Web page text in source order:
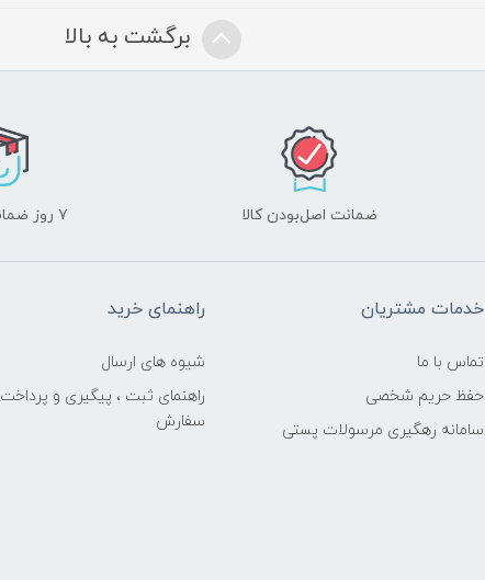
برگشت به بالا
ضمانت اصل‌بودن کالا ۷ روز ضمانت بازگشت
خدمات مشتریان
تماس با ما
حفظ حریم شخصی
سامانه رهگیری مرسولات پستی
راهنمای خرید
شیوه های ارسال
راهنمای ثبت ، پیگیری و پرداخت
سفارش